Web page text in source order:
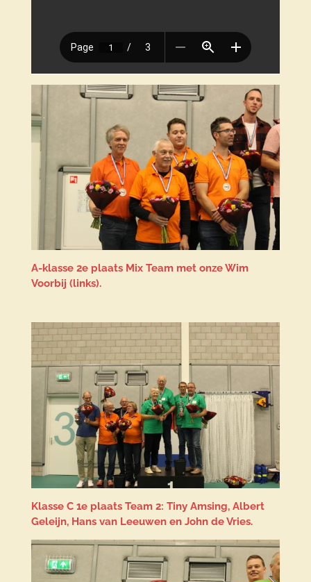
A-klasse 2e plaats Mix Team met onze Wim
Voorbij (links).
Klasse C 1e plaats Team 2: Tiny Amsing, Albert
Geleijn, Hans van Leeuwen en John de Vries.